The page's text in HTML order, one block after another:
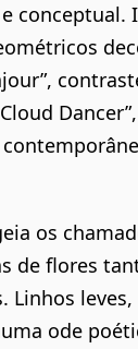
os
de flores
Linhos
ode